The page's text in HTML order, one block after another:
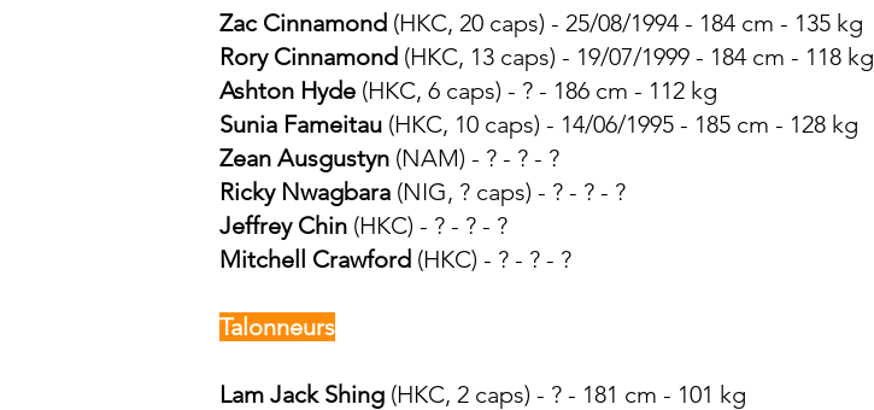
Zac Cinnamond (HKC, 20 caps) - 25/08/1994 - 184 cm - 135 kg
Rory Cinnamond (HKC, 13 caps) - 19/07/1999 - 184 cm - 118 kg
Ashton Hyde (HKC, 6 caps) - ? - 186 cm - 112 kg
Sunia Fameitau (HKC, 10 caps) - 14/06/1995 - 185 cm - 128 kg
Zean Ausgustyn (NAM) - ? - ? - ?
Ricky Nwagbara (NIG, ? caps) - ? - ? - ?
Jeffrey Chin (HKC) - ? - ? - ?
Mitchell Crawford (HKC) - ? - ? - ?
Talonneurs
Lam Jack Shing (HKC, 2 caps) - ? - 181 cm - 101 kg